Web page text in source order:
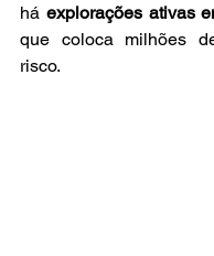
há explorações ativas
que coloca milhões
risco.